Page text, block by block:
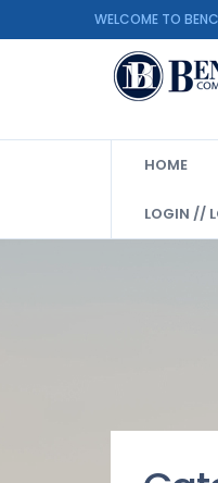
WELCOME TO
HOME
LOGIN //